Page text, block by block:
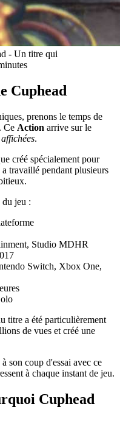
- Un titre qui
Cuphead
prenons le temps de
Ce Action arrive sur le
.
créé spécialement pour
travaillé pendant plusieurs
du jeu :
Studio MDHR
Switch, Xbox One,
titre a été particulièrement
de vues et créé une
son coup d'essai avec ce
à chaque instant de jeu.
Cuphead